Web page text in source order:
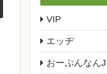
VIP
エッヂ
おーぷんなんJ